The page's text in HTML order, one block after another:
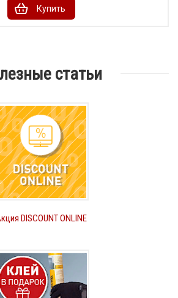
Купить
статьи
DISCOUNT ONLINE